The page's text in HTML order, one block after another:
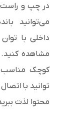
در چپ و
می‌توانید
داخلی با
مشاهده کنید.
کوچک مناسب
توانید با
محتوا لذت